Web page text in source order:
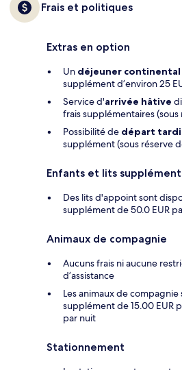
Frais et politiques
Extras en option
Un déjeuner continental
supplément d’environ 25
Service d'arrivée hâtive
frais supplémentaires
Possibilité de départ
supplément (sous réserve
Enfants et lits
Des lits d'appoint sont
supplément de 50.0 EUR
Animaux de compagnie
Aucuns frais ni aucune
d’assistance
Les animaux de
supplément de 15.00 EUR
par nuit
Stationnement